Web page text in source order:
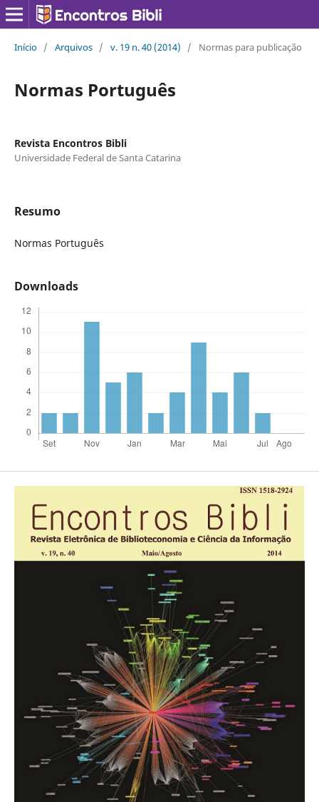
Início / Arquivos / v. 19 n. 40 (2014) / Normas para publicação
Normas Português
Revista Encontros Bibli
Universidade Federal de Santa Catarina
Resumo
Normas Português
Downloads